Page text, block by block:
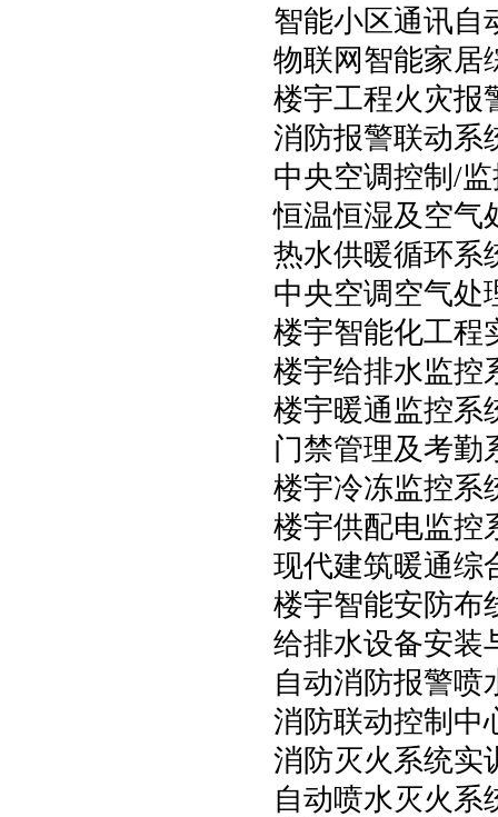
智能小区通讯自
物联网智能家居
楼宇工程火灾报
消防报警联动系
中央空调控制/
恒温恒湿及空气
热水供暖循环系
中央空调空气处
楼宇智能化工程
楼宇给排水监控
楼宇暖通监控系
门禁管理及考勤
楼宇冷冻监控系
楼宇供配电监控
现代建筑暖通综
楼宇智能安防布
给排水设备安装
自动消防报警喷
消防联动控制中
消防灭火系统实
自动喷水灭火系